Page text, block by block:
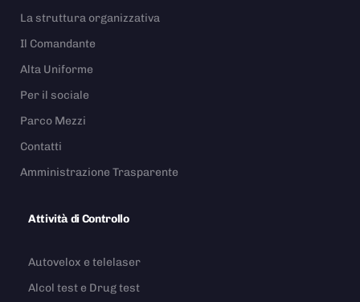
La struttura organizzativa
Il Comandante
Alta Uniforme
Per il sociale
Parco Mezzi
Contatti
Amministrazione Trasparente
Attività di Controllo
Autovelox e telelaser
Alcol test e Drug test